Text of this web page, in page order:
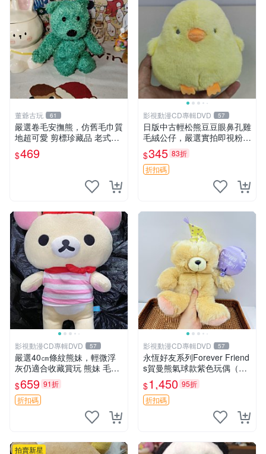
董爺古玩 61
嚴選卷毛安撫熊，仿舊毛巾質
地超可愛 剪標珍藏品 老式毛
巾質地 安撫熊 款式
$469
影視動漫CD專輯DVD 57
日版中古輕松熊豆豆眼鼻孔雞
毛絨公仔，嚴選實拍即視粉絲
必買 公仔紙箱氣泡膜精心包
裝快速發貨 輕松熊 公仔 雞毛
絨
$345 83折
折扣碼
影視動漫CD專輯DVD 57
嚴選40㎝條紋熊妹，輕微浮
灰仍適合收藏賞玩 熊妹 毛絨
玩具 浮雕熊
$659 91折
折扣碼
影視動漫CD專輯DVD 57
永恆好友系列Forever Friend
s賀曼熊氣球款紫色玩偶（鼻
子稍有磨損） 中古玩具 氣球
熊 玩偶
$1,450 95折
折扣碼
拍賣新星